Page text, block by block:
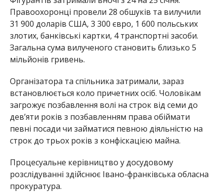
Правоохоронці провели 28 обшуків та вилучили
31 900 доларів США, 3 300 євро, 1 600 польських
злотих, банківські картки, 4 транспортні засоби.
Загальна сума вилученого становить близько 5
мільйонів гривень.
Організатора та спільника затримали, зараз
встановлюється коло причетних осіб. Чоловікам
загрожує позбавлення волі на строк від семи до
дев’яти років з позбавленням права обіймати
певні посади чи займатися певною діяльністю на
строк до трьох років з конфіскацією майна.
Процесуальне керівництво у досудовому
розслідуванні здійснює Івано-франківська обласна
прокуратура.